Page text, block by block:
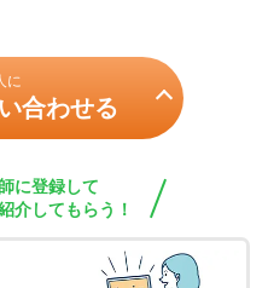
に
合わせる
に登録して
介してもらう！